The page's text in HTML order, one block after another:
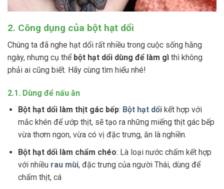
2. Công dụng của bột hạt dổi
Chúng ta đã nghe hạt dổi rất nhiều trong cuộc sống hằng
ngày, nhưng cụ thể bột hạt dổi dùng để làm gì thì không
phải ai cũng biết. Hãy cùng tìm hiểu nhé!
2.1. Dùng để nấu ăn
Bột hạt dổi làm thịt gác bếp: Bột hạt dổikết hợp với
mắc khén để ướp thịt, sẽ tạo ra những miếng thịt gác bếp
vừa thơm ngon, vừa có vị đặc trưng, ăn là nghiền.
Bột hạt dổi làm chẩm chéo: Là loại nước chấm kết hợp
với nhiều rau mùi, đặc trưng của người Thái, dùng để
chấm thịt, cá